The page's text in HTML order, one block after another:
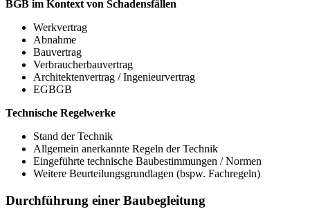
BGB im Kontext von Schadensfällen
Werkvertrag
Abnahme
Bauvertrag
Verbraucherbauvertrag
Architektenvertrag / Ingenieurvertrag
EGBGB
Technische Regelwerke
Stand der Technik
Allgemein anerkannte Regeln der Technik
Eingeführte technische Baubestimmungen / Normen
Weitere Beurteilungsgrundlagen (bspw. Fachregeln)
Durchführung einer Baubegleitung